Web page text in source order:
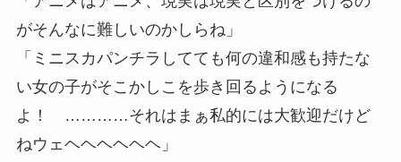
がそんなに難しいのかしらね」
「ミニスカパンチラしてても何の違和感も持たな
い女の子がそこかしこを歩き回るようになる
よ！ …………それはまぁ私的には大歓迎だけど
ねウェヘヘヘヘヘヘ」